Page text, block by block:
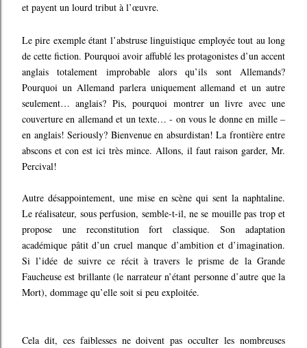
et payent un lourd tribut à l’œuvre.
Le pire exemple étant l’abstruse linguistique employée tout au long
de cette fiction. Pourquoi avoir affublé les protagonistes d’un accent
anglais totalement improbable alors qu’ils sont Allemands?
Pourquoi un Allemand parlera uniquement allemand et un autre
seulement… anglais? Pis, pourquoi montrer un livre avec une
couverture en allemand et un texte… - on vous le donne en mille –
en anglais! Seriously? Bienvenue en absurdistan! La frontière entre
abscons et con est ici très mince. Allons, il faut raison garder, Mr.
Percival!
Autre désappointement, une mise en scène qui sent la naphtaline.
Le réalisateur, sous perfusion, semble-t-il, ne se mouille pas trop et
propose une reconstitution fort classique. Son adaptation
académique pâtit d’un cruel manque d’ambition et d’imagination.
Si l’idée de suivre ce récit à travers le prisme de la Grande
Faucheuse est brillante (le narrateur n’étant personne d’autre que la
Mort), dommage qu’elle soit si peu exploitée.
Cela dit, ces faiblesses ne doivent pas occulter les nombreuses